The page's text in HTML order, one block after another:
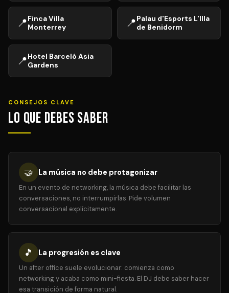
📍Finca Villa
Monterrey
📍Palau d'Esports L'Illa
de Benidorm
📍Hotel Barceló Asia
Gardens
CONSEJOS CLAVE
Lo que debes saber
🤝 La música no debe protagonizar
En un evento de networking, la música debe facilitar las
conversaciones, no interrumpirlas. Pide volumen
conversacional explícitamente.
🎵 La progresión es clave
Un after office suele evolucionar: comienza como
networking y acaba como mini-fiesta. El DJ debe saber hacer
esa transición de forma natural.